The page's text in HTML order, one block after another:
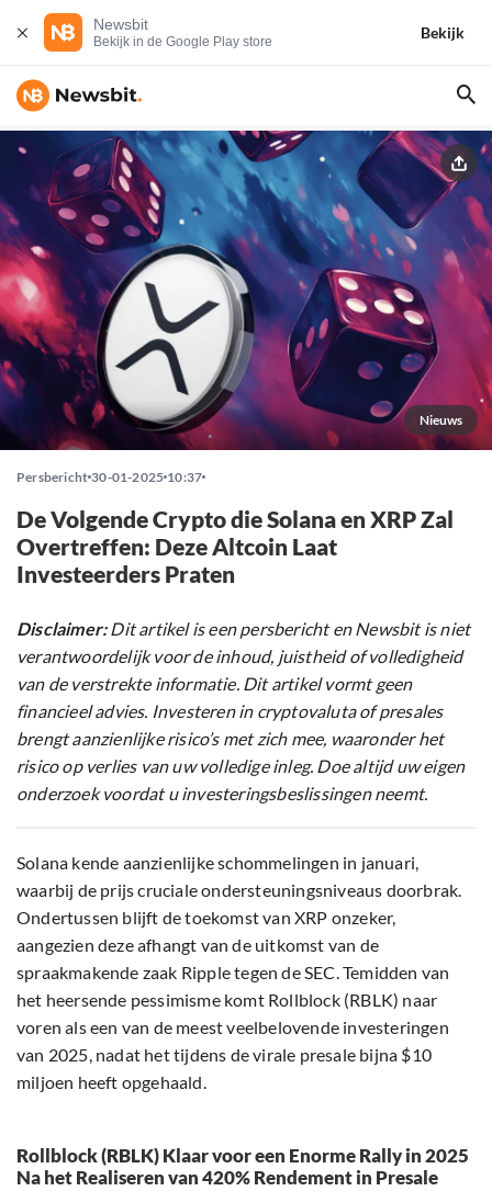
Newsbit
Bekijk in de Google Play store
Bekijk
Nieuws
Persbericht 30-01-2025 10:37
De Volgende Crypto die Solana en XRP Zal
Overtreffen: Deze Altcoin Laat
Investeerders Praten
Disclaimer:Dit artikel is een persbericht en Newsbit is niet
verantwoordelijk voor de inhoud, juistheid of volledigheid
van de verstrekte informatie. Dit artikel vormt geen
financieel advies. Investeren in cryptovaluta of presales
brengt aanzienlijke risico’s met zich mee, waaronder het
risico op verlies van uw volledige inleg. Doe altijd uw eigen
onderzoek voordat u investeringsbeslissingen neemt.
Solana kende aanzienlijke schommelingen in januari,
waarbij de prijs cruciale ondersteuningsniveaus doorbrak.
Ondertussen blijft de toekomst van XRP onzeker,
aangezien deze afhangt van de uitkomst van de
spraakmakende zaak Ripple tegen de SEC. Temidden van
het heersende pessimisme komt Rollblock (RBLK) naar
voren als een van de meest veelbelovende investeringen
van 2025, nadat het tijdens de virale presale bijna $10
miljoen heeft opgehaald.
Rollblock (RBLK) Klaar voor een Enorme Rally in 2025
Na het Realiseren van 420% Rendement in Presale